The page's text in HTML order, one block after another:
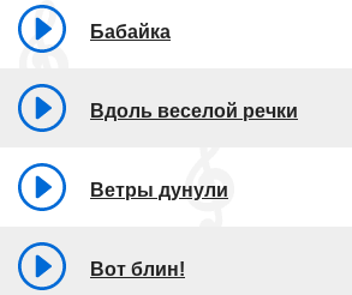
Бабайка
Вдоль веселой речки
Ветры дунули
Вот блин!